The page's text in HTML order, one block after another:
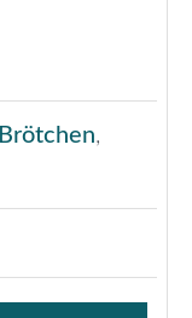
Brötchen,